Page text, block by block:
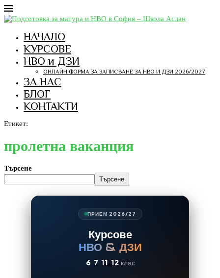
НАЧАЛО
КУРСОВЕ
НВО и ДЗИ
ОНЛАЙН ФОРМА ЗА ЗАПИСВАНЕ ЗА НВО И ДЗИ 2026/2027
ЗА НАС
БЛОГ
КОНТАКТИ
Етикет:
пролетна ваканция
Търсене
Търсене
ПРИЕМ 2026/27
Курсове
НВО & ДЗИ
6 7 11 12 клас